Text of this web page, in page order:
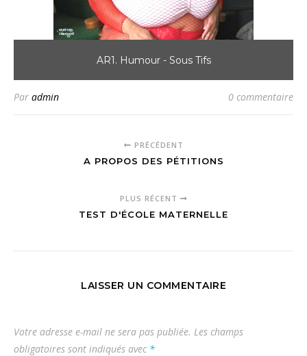
AR1. Humour - Sous Tifs
Par admin 0 commentaire
PRÉCÉDENT
A PROPOS DES PÉTITIONS
PLUS RÉCENT
TEST D'ÉCOLE MATERNELLE
LAISSER UN COMMENTAIRE
Votre adresse e-mail ne sera pas publiée. Les champs
obligatoires sont indiqués avec *